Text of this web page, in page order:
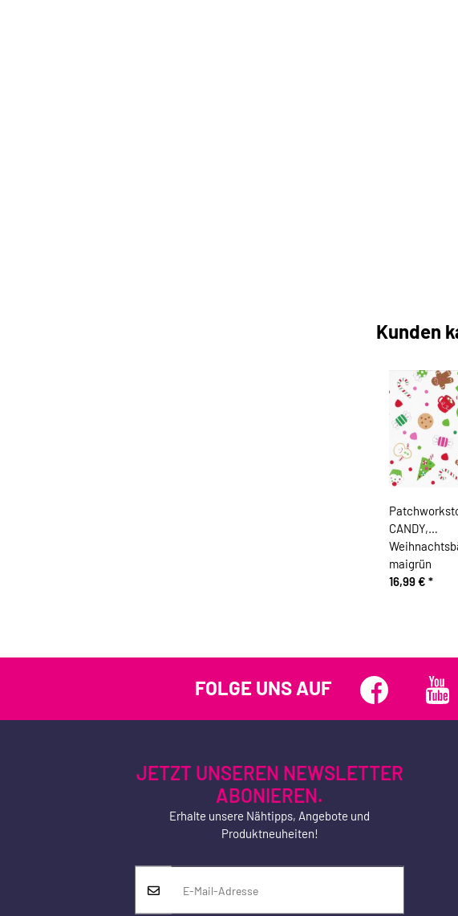
Kunden
CANDY,
maigrün
16,99 € *
FOLGE UNS AUF
JETZT UNSEREN NEWSLETTER
ABONIEREN.
Erhalte unsere Nähtipps, Angebote und
Produktneuheiten!